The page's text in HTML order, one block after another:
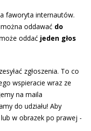
faworyta internautów.
można oddawać do
oddać jeden głos
zgłoszenia. To co
wspieracie wraz ze
na maila
do udziału! Aby
lub w obrazek po prawej -